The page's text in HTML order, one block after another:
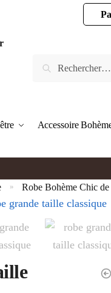
Accessoire
» Robe Bohème Chic